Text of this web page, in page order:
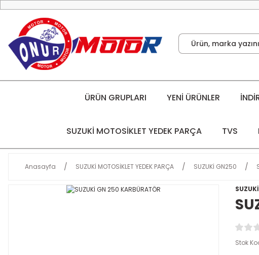
ÜRÜN GRUPLARI YENİ ÜRÜNLER
SUZUKİ MOTOSİKLET YEDEK PARÇA TVS
Anasayfa SUZUKİ MOTOSİKLET YEDEK PARÇA SUZUKİ GN250
SUZUKİ
Stok